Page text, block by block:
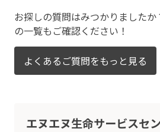
お探しの質問はみつかりましたか
の一覧もご確認ください！
よくあるご質問をもっと見る
エヌエヌ生命サービスセ